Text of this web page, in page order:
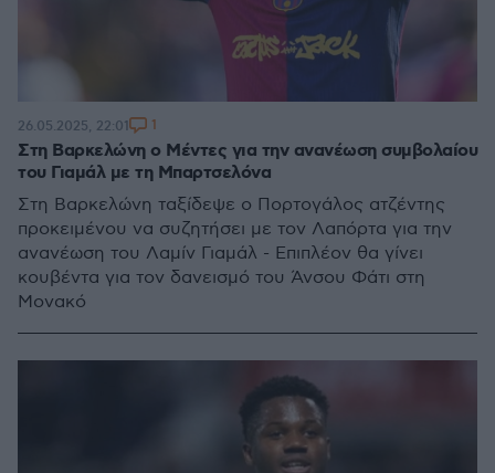
Στη Βαρκελώνη ο Μέντες για την ανανέωση συμβολαίου
του Γιαμάλ με τη Μπαρτσελόνα
Στη Βαρκελώνη ταξίδεψε ο Πορτογάλος ατζέντης
προκειμένου να συζητήσει με τον Λαπόρτα για την
ανανέωση του Λαμίν Γιαμάλ - Επιπλέον θα γίνει
κουβέντα για τον δανεισμό του Άνσου Φάτι στη
Μονακό
26.05.2025, 22:01 1